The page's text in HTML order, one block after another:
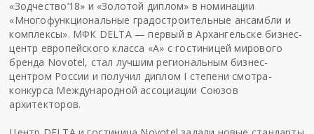
«Зодчество’18» и «Золотой диплом» в номинации
«Многофункциональные градостроительные ансамбли и
комплексы». МФК DELTA — первый в Архангельске бизнес-
центр европейского класса «А» с гостиницей мирового
бренда Novotel, стал лучшим региональным бизнес-
центром России и получил диплом I степени смотра-
конкурса Международной ассоциации Союзов
архитекторов.